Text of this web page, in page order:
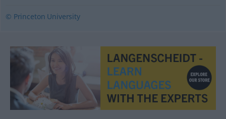
© Princeton University